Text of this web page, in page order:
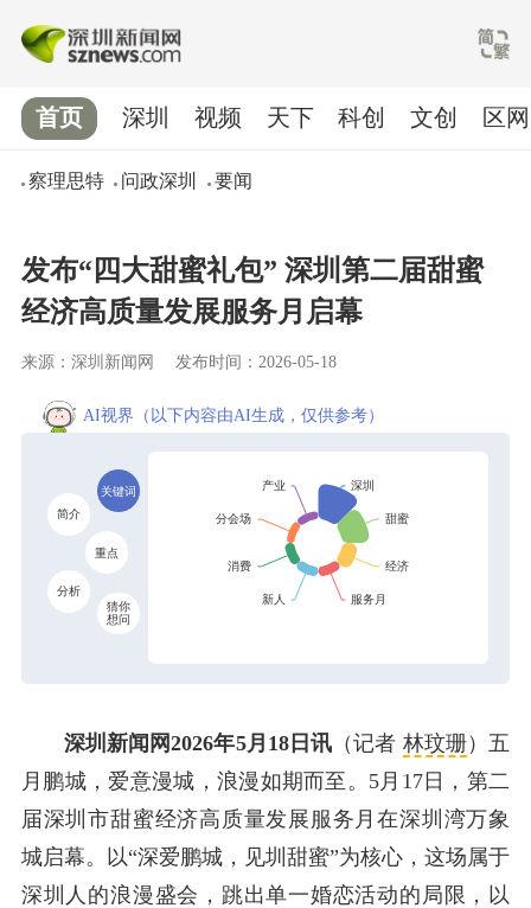
首页
察理思特 问政深圳 要闻
深圳 视频 天下 科创 文创 区网
发布“四大甜蜜礼包” 深圳第二届甜蜜
经济高质量发展服务月启幕
来源：深圳新闻网 发布时间：2026-05-18
AI视界 （以下内容由AI生成，仅供参考）
关键词
简介
重点
分析
猜你
想问
深圳新闻网2026年5月18日讯 （记者 林玟珊）五
月鹏城，爱意漫城，浪漫如期而至。5月17日，第二
届深圳市甜蜜经济高质量发展服务月在深圳湾万象
城启幕。以“深爱鹏城，见圳甜蜜”为核心，这场属于
深圳人的浪漫盛会，跳出单一婚恋活动的局限，以